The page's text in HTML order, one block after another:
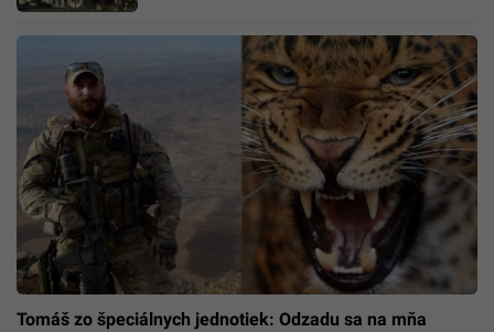
Tomáš zo špeciálnych jednotiek: Odzadu sa na mňa